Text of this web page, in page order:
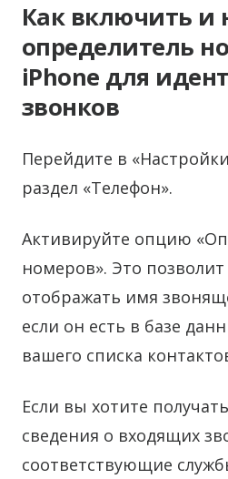
Как включить и
определитель
iPhone для
звонков
Перейдите в
раздел «Телефон».
Активируйте опцию
номеров». Это
отображать имя
если он есть в базе
вашего списка
Если вы хотите
сведения о входящих
соответствующие